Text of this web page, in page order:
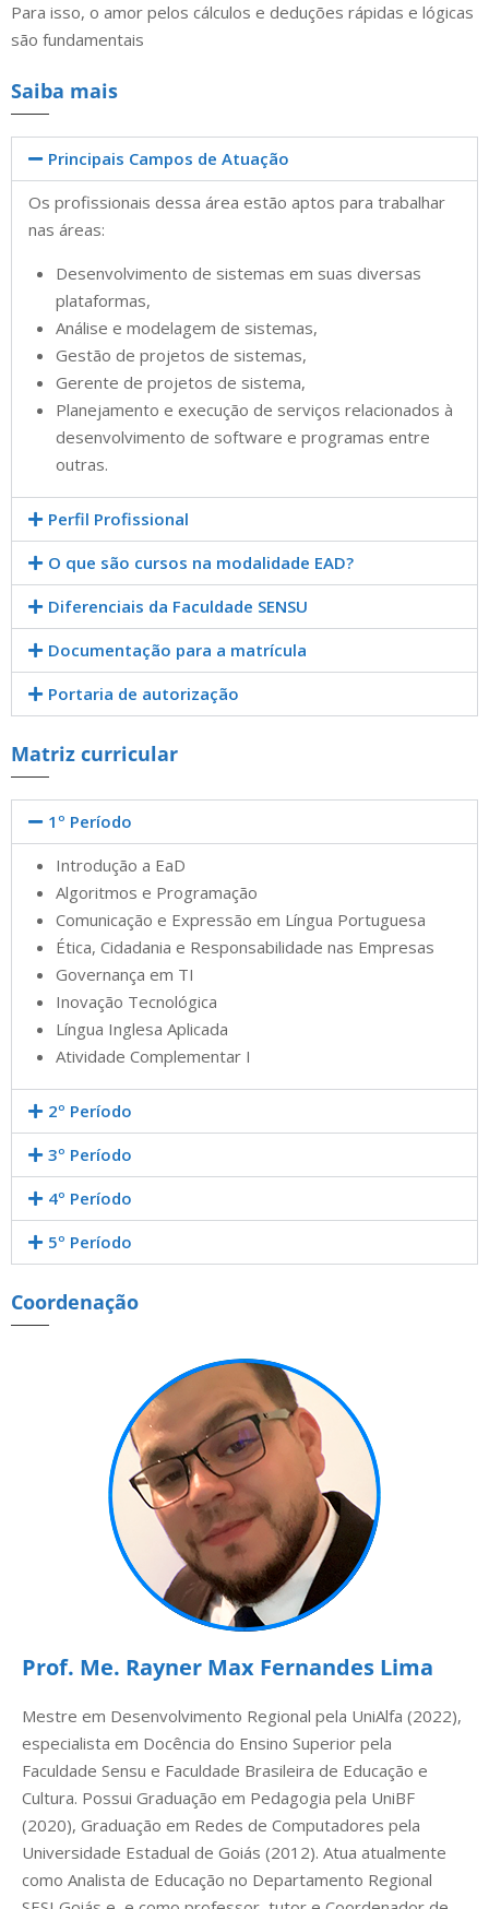
Para isso, o amor pelos cálculos e deduções rápidas e lógicas
são fundamentais
Saiba mais
Principais Campos de Atuação
Os profissionais dessa área estão aptos para trabalhar
nas áreas:
Desenvolvimento de sistemas em suas diversas
plataformas,
Análise e modelagem de sistemas,
Gestão de projetos de sistemas,
Gerente de projetos de sistema,
Planejamento e execução de serviços relacionados à
desenvolvimento de software e programas entre
outras.
Perfil Profissional
O que são cursos na modalidade EAD?
Diferenciais da Faculdade SENSU
Documentação para a matrícula
Portaria de autorização
Matriz curricular
1º Período
Introdução a EaD
Algoritmos e Programação
Comunicação e Expressão em Língua Portuguesa
Ética, Cidadania e Responsabilidade nas Empresas
Governança em TI
Inovação Tecnológica
Língua Inglesa Aplicada
Atividade Complementar I
2º Período
3º Período
4º Período
5º Período
Coordenação
Prof. Me. Rayner Max Fernandes Lima
Mestre em Desenvolvimento Regional pela UniAlfa (2022),
especialista em Docência do Ensino Superior pela
Faculdade Sensu e Faculdade Brasileira de Educação e
Cultura. Possui Graduação em Pedagogia pela UniBF
(2020), Graduação em Redes de Computadores pela
Universidade Estadual de Goiás (2012). Atua atualmente
como Analista de Educação no Departamento Regional